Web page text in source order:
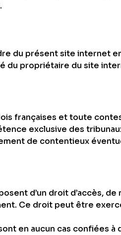
du présent site internet
du propriétaire du site
françaises et toute
exclusive des
de contentieux
d’un droit d’accès,
Ce droit peut être
en aucun cas confiées